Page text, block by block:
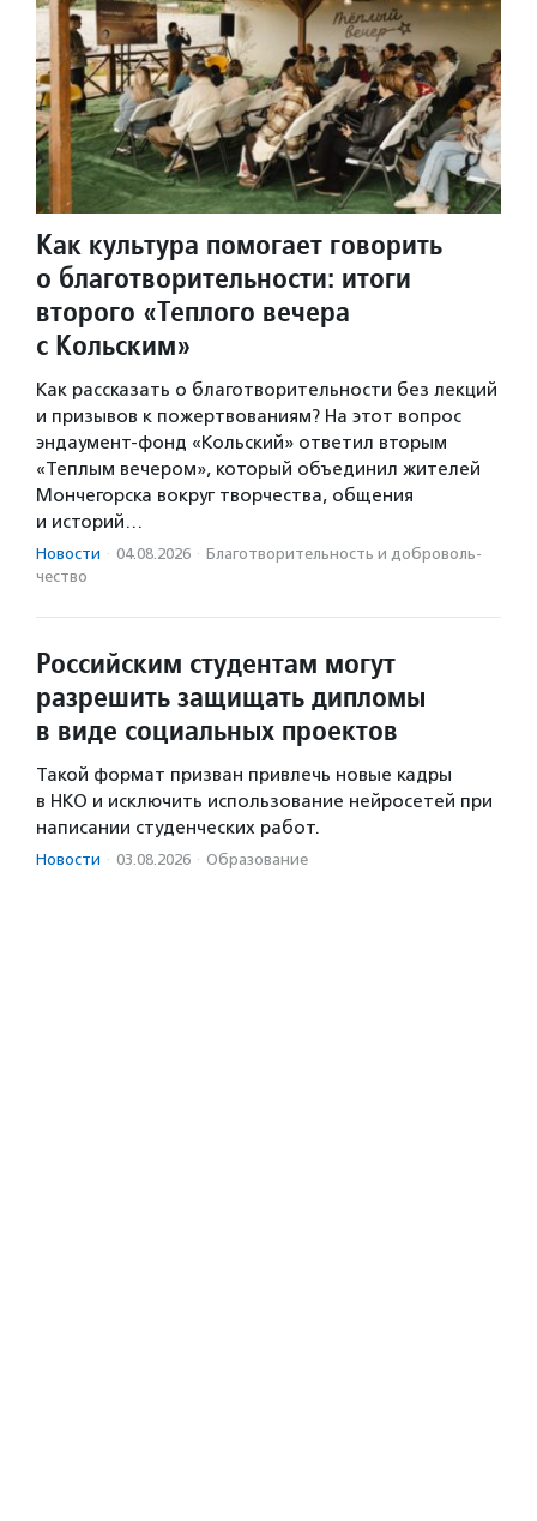
Как культура помогает говорить
о благотворительности: итоги
второго «Теплого вечера
с Кольским»
Как рассказать о благотворительности без лекций
и призывов к пожертвованиям? На этот вопрос
эндаумент-фонд «Кольский» ответил вторым
«Теплым вечером», который объединил жителей
Мончегорска вокруг творчества, общения
и историй…
Новости · 04.08.2026 · Благотвори­тель­ность и доброволь­
чест­во
Российским студентам могут
разрешить защищать дипломы
в виде социальных проектов
Такой формат призван привлечь новые кадры
в НКО и исключить использование нейросетей при
написании студенческих работ.
Новости · 03.08.2026 · Образование